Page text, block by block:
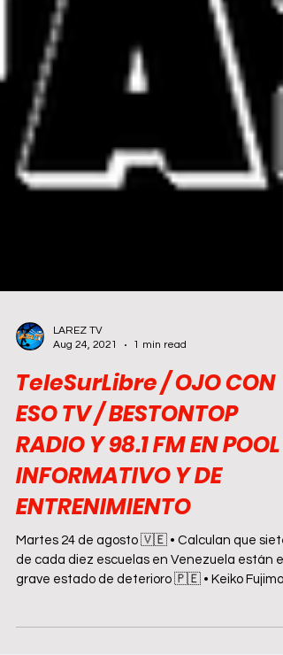
LAREZ TV
Aug 24, 2021
1 min read
TeleSurLibre / OJO CON
ESO TV / BESTONTOP
RADIO Y 98.1 FM EN POOL
INFORMATIVO Y DE
ENTRENIMIENTO
de cada diez escuelas en Venezuela están